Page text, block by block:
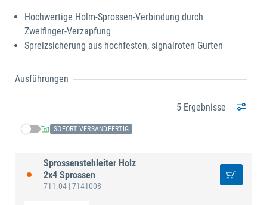
Hochwertige Holm-Sprossen-Verbindung durch
Zweifinger-Verzapfung
Spreizsicherung aus hochfesten, signalroten Gurten
Ausführungen
5 Ergebnisse
SOFORT VERSANDFERTIG
Sprossenstehleiter Holz
2x4 Sprossen
711.04 | 7141008